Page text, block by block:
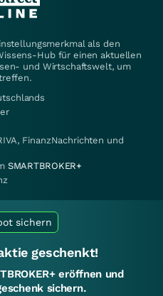
als den
Hub für einen aktuellen
und Wirtschaftswelt, um
FinanzNachrichten und
SMARTBROKER+
sichern
geschenkt!
eröffnen und
sichern.